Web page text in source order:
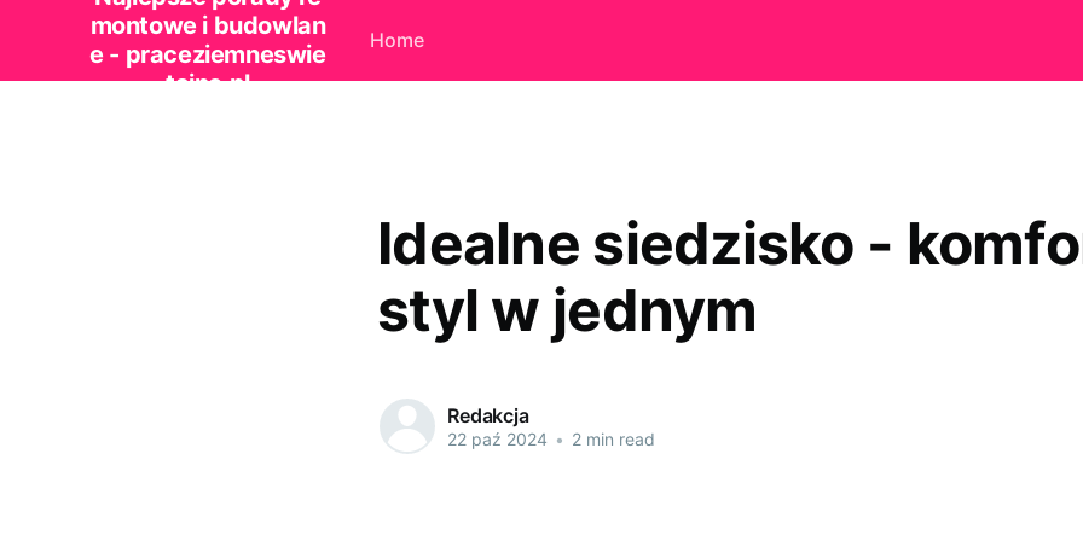
montowe i budowlan
e - praceziemneswie
tajno.pl
Home
Idealne siedzisko -
styl w jednym
Redakcja
22 paź 2024 • 2 min read